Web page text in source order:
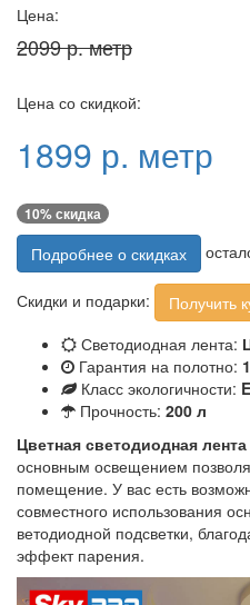
Цена:
2099 р. метр
Цена со скидкой:
1899 р. метр
10% скидка
Подробнее о скидках
Скидки и подарки:
Получить
Светодиодная лента:
Гарантия на полотно:
Класс экологичности:
Прочность: 200 л
Цветная светодиодная лента
основным освещением
помещение. У вас есть
совместного использования
ветодиодной подсветки,
эффект парения.